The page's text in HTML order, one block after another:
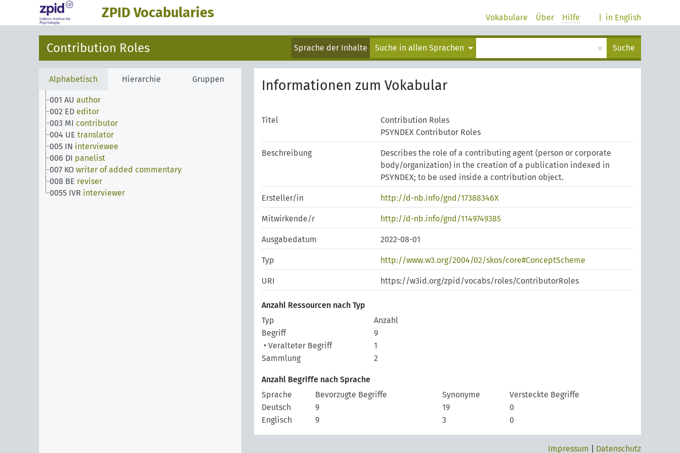
ZPID Vocabularies in English
Vokabulare Über Hilfe
Contribution Roles Sprache der Inhalte Suche in allen Sprachen × Suche
Alphabetisch Hierarchie Gruppen
001 AU author
002 ED editor
003 MI contributor
004 UE translator
005 IN interviewee
006 DI panelist
007 KO writer of added commentary
008 BE reviser
0055 IVR interviewer
Informationen zum Vokabular
Titel
Contribution Roles
PSYNDEX Contributor Roles
Beschreibung
Describes the role of a contributing agent (person or corporate
body/organization) in the creation of a publication indexed in
PSYNDEX; to be used inside a contribution object.
Ersteller/in http://d-nb.info/gnd/17388346X
Mitwirkende/r http://d-nb.info/gnd/1149749385
Ausgabedatum 2022-08-01
Typ http://www.w3.org/2004/02/skos/core#ConceptScheme
URI https://w3id.org/zpid/vocabs/roles/ContributorRoles
Anzahl Ressourcen nach Typ
Typ
Anzahl
Begriff
9
• Veralteter Begriff
1
Sammlung
2
Anzahl Begriffe nach Sprache
Sprache
Bevorzugte Begriffe Synonyme
Versteckte Begriffe
Deutsch
9 19
0
Englisch
9 3 0
Impressum Datenschutz